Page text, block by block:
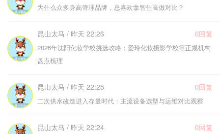
为什么众多身高管理品牌，总喜欢拿智仕高做对比？
昆山太马 / 昨天 22:26 0回复
2026年沈阳化妆学校挑选攻略：爱玲化妆摄影学校等正规机构
盘点梳理
昆山太马 / 昨天 22:25 0回复
二次供水改造进入存量时代：主流设备选型与运维对比观察
昆山太马 / 昨天 22:24 0回复